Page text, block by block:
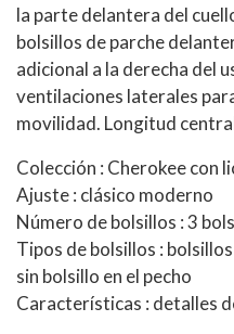
la parte delantera del
bolsillos de parche
adicional a la derecha del
ventilaciones laterales
movilidad. Longitud
Colección : Cherokee con
Ajuste : clásico moderno
Número de bolsillos : 3
Tipos de bolsillos :
sin bolsillo en el pecho
Características : detalles